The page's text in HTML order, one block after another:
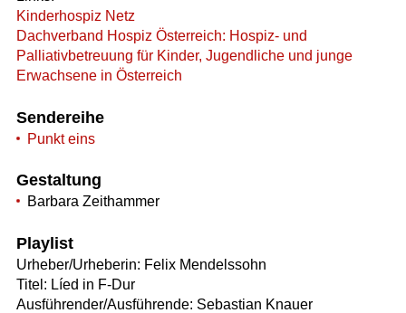
Kinderhospiz Netz
Dachverband Hospiz Österreich: Hospiz- und
Palliativbetreuung für Kinder, Jugendliche und junge
Erwachsene in Österreich
Sendereihe
Punkt eins
Gestaltung
Barbara Zeithammer
Playlist
Urheber/Urheberin: Felix Mendelssohn
Titel: Líed in F-Dur
Ausführender/Ausführende: Sebastian Knauer